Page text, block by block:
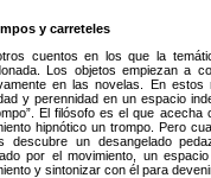
y carreteles
cuentos en los que la
Los objetos empiezan a
en las novelas. En
y perennidad en un espacio
El filósofo es el que
hipnótico un trompo. Pero
descubre un desangelado
por el movimiento, un
y sintonizar con él para